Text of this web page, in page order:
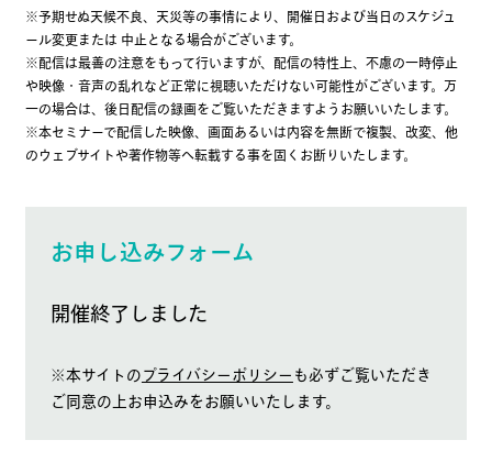
※予期せぬ天候不良、天災等の事情により、開催日および当日のスケジュ
ール変更または 中止となる場合がございます。
※配信は最善の注意をもって行いますが、配信の特性上、不慮の一時停止
や映像・音声の乱れなど正常に視聴いただけない可能性がございます。万
一の場合は、後日配信の録画をご覧いただきますようお願いいたします。
※本セミナーで配信した映像、画面あるいは内容を無断で複製、改変、他
のウェブサイトや著作物等へ転載する事を固くお断りいたします。
お申し込みフォーム
開催終了しました
※本サイトの プライバシーポリシー も必ずご覧いただき
ご同意の上お申込みをお願いいたします。